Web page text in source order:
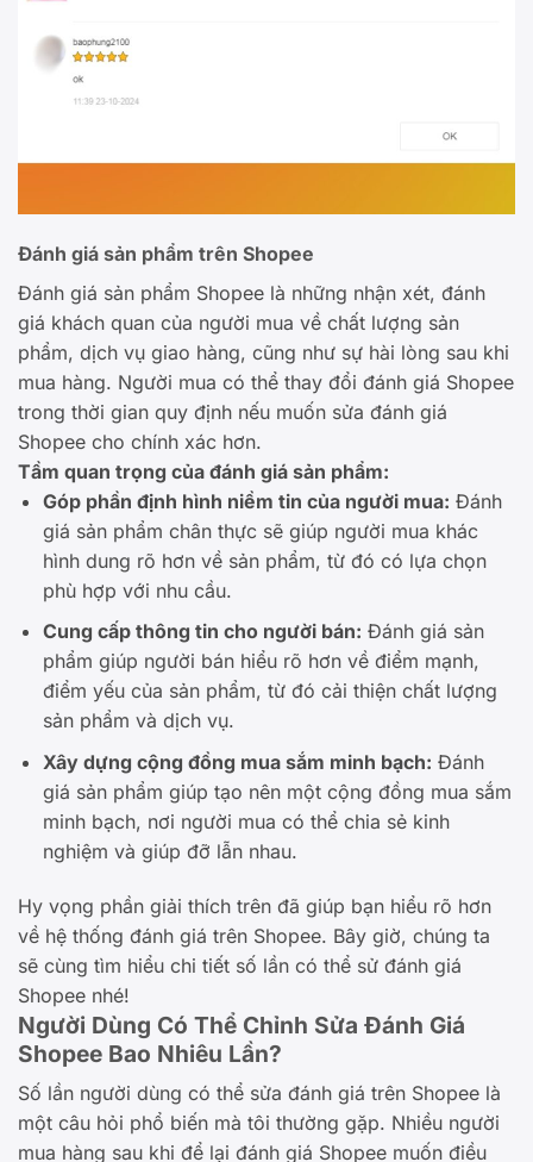
Đánh giá sản phẩm trên Shopee
Đánh giá sản phẩm Shopee là những nhận xét, đánh
giá khách quan của người mua về chất lượng sản
phẩm, dịch vụ giao hàng, cũng như sự hài lòng sau khi
mua hàng. Người mua có thể thay đổi đánh giá Shopee
trong thời gian quy định nếu muốn sửa đánh giá
Shopee cho chính xác hơn.
Tầm quan trọng của đánh giá sản phẩm:
Góp phần định hình niềm tin của người mua: Đánh
giá sản phẩm chân thực sẽ giúp người mua khác
hình dung rõ hơn về sản phẩm, từ đó có lựa chọn
phù hợp với nhu cầu.
Cung cấp thông tin cho người bán: Đánh giá sản
phẩm giúp người bán hiểu rõ hơn về điểm mạnh,
điểm yếu của sản phẩm, từ đó cải thiện chất lượng
sản phẩm và dịch vụ.
Xây dựng cộng đồng mua sắm minh bạch: Đánh
giá sản phẩm giúp tạo nên một cộng đồng mua sắm
minh bạch, nơi người mua có thể chia sẻ kinh
nghiệm và giúp đỡ lẫn nhau.
Hy vọng phần giải thích trên đã giúp bạn hiểu rõ hơn
về hệ thống đánh giá trên Shopee. Bây giờ, chúng ta
sẽ cùng tìm hiểu chi tiết số lần có thể sử đánh giá
Shopee nhé!
Người Dùng Có Thể Chỉnh Sửa Đánh Giá
Shopee Bao Nhiêu Lần?
Số lần người dùng có thể sửa đánh giá trên Shopee là
một câu hỏi phổ biến mà tôi thường gặp. Nhiều người
mua hàng sau khi để lại đánh giá Shopee muốn điều